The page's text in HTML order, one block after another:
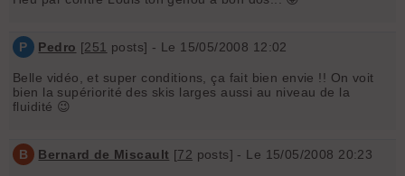
P Pedro [251 posts] - Le 15/05/2008 12:02
Belle vidéo, et super conditions, ça fait bien envie !! On voit
bien la supériorité des skis larges aussi au niveau de la
fluidité 😉
B Bernard de Miscault [72 posts] - Le 15/05/2008 20:23